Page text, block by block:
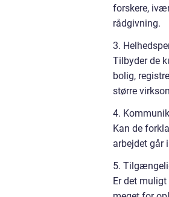
forskere,
rådgivning.
3.
Tilbyder de
bolig,
større
4.
Kan de
arbejdet går
5.
Er det